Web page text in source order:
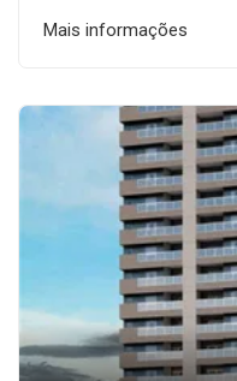
Mais informações